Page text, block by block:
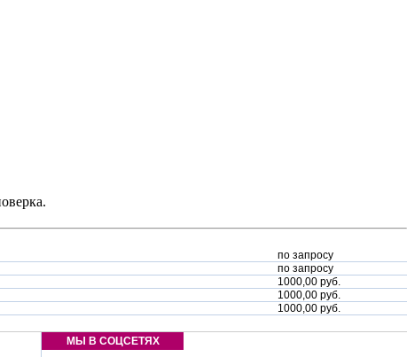
по запросу
по запросу
1000,00 руб.
1000,00 руб.
1000,00 руб.
МЫ В СОЦСЕТЯХ